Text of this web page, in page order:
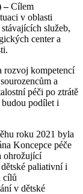
–Cílem
v oblasti
služeb,
center a
rozvoj kompetencí
a
péči po ztrátě
podílet i
roku 2021 byla
Koncepce péče
ohrožující
paliativní i
cílů
v dětské